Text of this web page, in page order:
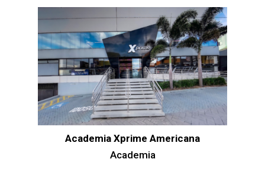
Academia Xprime Americana
Academia